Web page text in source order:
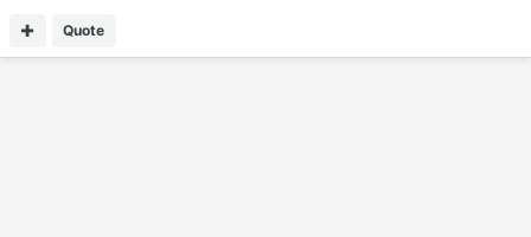
Quote